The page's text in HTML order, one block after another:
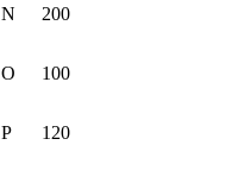
N 200
O 100
P 120